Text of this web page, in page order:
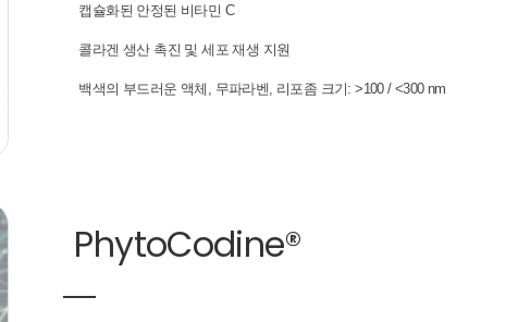
캡슐화된 안정된 비타민 C
콜라겐 생산 촉진 및 세포 재생 지원
백색의 부드러운 액체, 무파라벤, 리포좀 크기: >100 / <300 nm
PhytoCodine®